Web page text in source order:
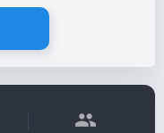
people